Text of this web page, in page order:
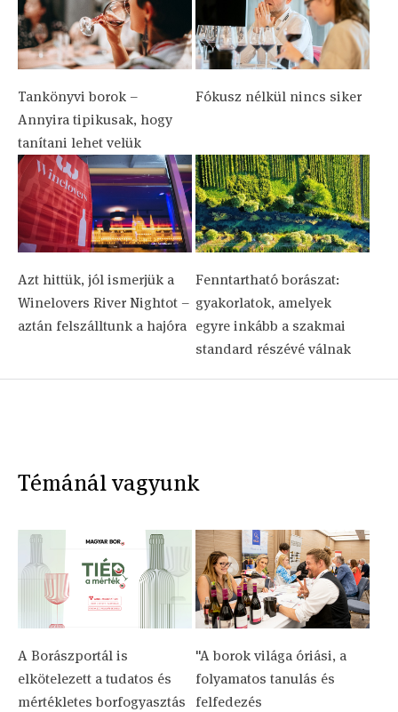
Tankönyvi borok –
Annyira tipikusak, hogy
tanítani lehet velük
Fókusz nélkül nincs siker
Azt hittük, jól ismerjük a
Winelovers River Nightot –
aztán felszálltunk a hajóra
Fenntartható borászat:
gyakorlatok, amelyek
egyre inkább a szakmai
standard részévé válnak
Témánál vagyunk
A Borászportál is
elkötelezett a tudatos és
mértékletes borfogyasztás
"A borok világa óriási, a
folyamatos tanulás és
felfedezés